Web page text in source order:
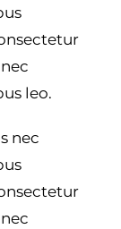
leo.
nec